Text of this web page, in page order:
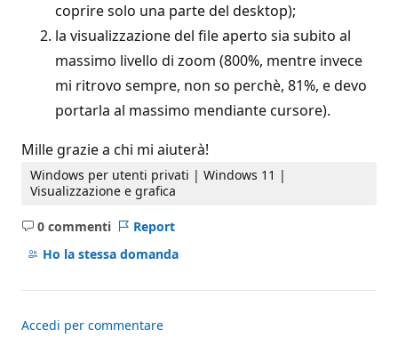
coprire solo una parte del desktop);
la visualizzazione del file aperto sia subito al
massimo livello di zoom (800%, mentre invece
mi ritrovo sempre, non so perchè, 81%, e devo
portarla al massimo mendiante cursore).
Mille grazie a chi mi aiuterà!
Windows per utenti privati | Windows 11 |
Visualizzazione e grafica
0 commenti
Nessun
commento
Report
Ho la stessa domanda
Accedi per commentare